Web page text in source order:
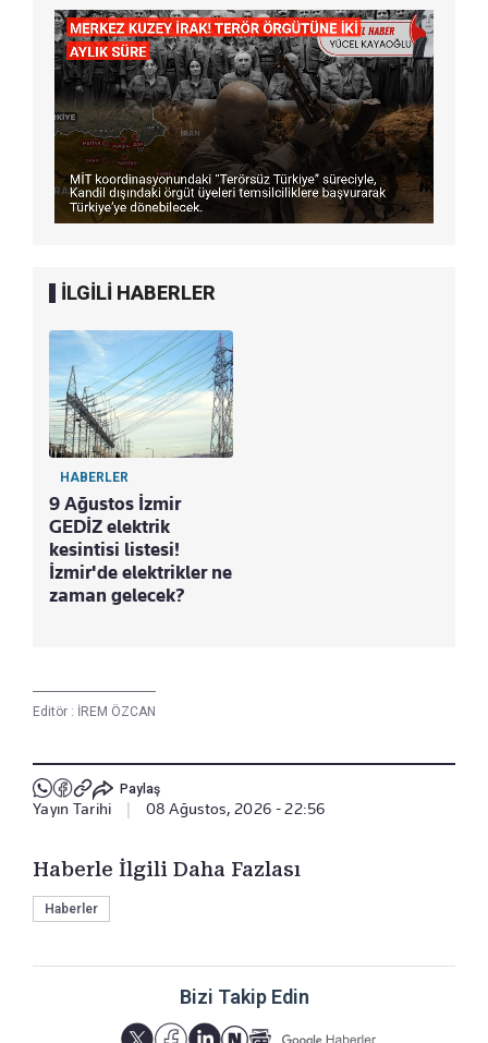
İLGİLİ HABERLER
HABERLER
9 Ağustos İzmir
GEDİZ elektrik
kesintisi listesi!
İzmir'de elektrikler ne
zaman gelecek?
Editör : İREM ÖZCAN
Paylaş
Yayın Tarihi 08 Ağustos, 2026 - 22:56
Haberle İlgili Daha Fazlası
Haberler
Bizi Takip Edin